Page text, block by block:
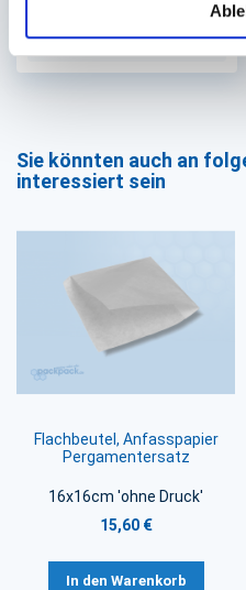
46,40 € In
Sie könnten auch an
interessiert sein
Flachbeutel, Anfasspapier
Pergamentersatz
16x16cm 'ohne Druck'
15,60 €
In den Warenkorb